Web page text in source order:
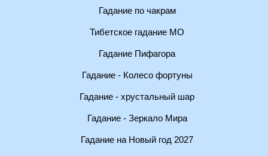
Гадание по чакрам
Тибетское гадание МО
Гадание Пифагора
Гадание - Колесо фортуны
Гадание - хрустальный шар
Гадание - Зеркало Мира
Гадание на Новый год 2027